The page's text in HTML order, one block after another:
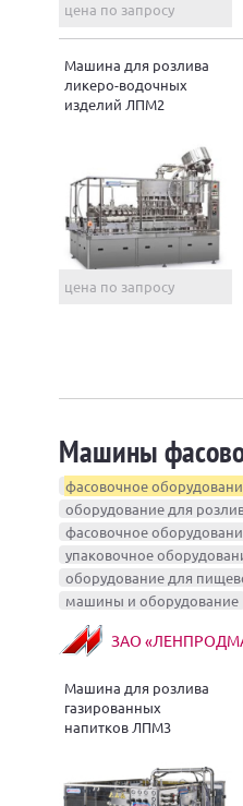
цена по запросу
Машина для розлива
ликеро-водочных
изделий ЛПМ2
цена по запросу
Машины
фасовочное
оборудование для
фасовочное
упаковочное
оборудование для
машины и оборудование
ЗАО
Машина для розлива
газированных
напитков ЛПМ3